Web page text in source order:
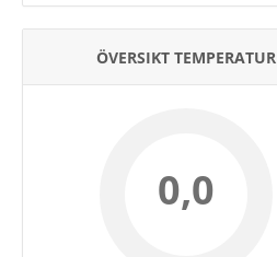
ÖVERSIKT TEMPERATUR
0,0